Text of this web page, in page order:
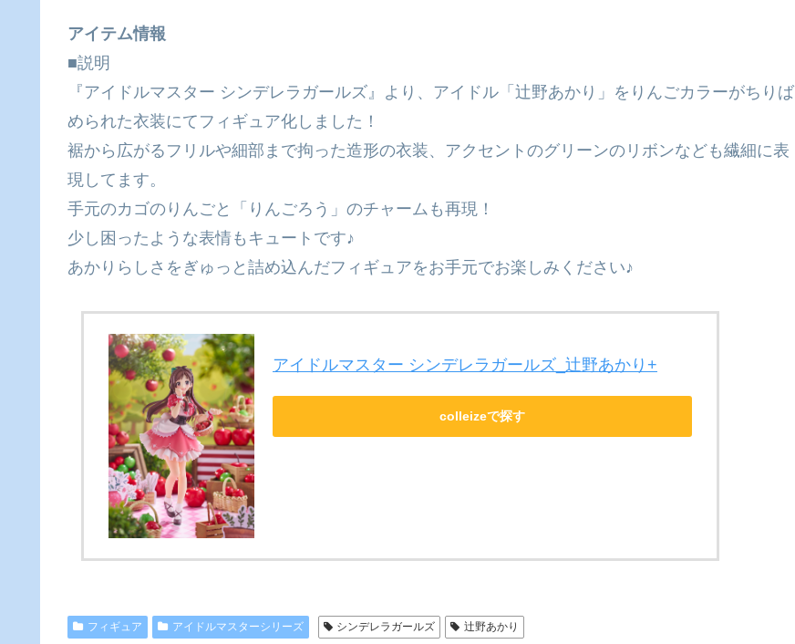
アイテム情報
■説明
『アイドルマスター シンデレラガールズ』より、アイドル「辻野あかり」をりんごカラーがちりば
められた衣装にてフィギュア化しました！
裾から広がるフリルや細部まで拘った造形の衣装、アクセントのグリーンのリボンなども繊細に表
現してます。
手元のカゴのりんごと「りんごろう」のチャームも再現！
少し困ったような表情もキュートです♪
あかりらしさをぎゅっと詰め込んだフィギュアをお手元でお楽しみください♪
アイドルマスター シンデレラガールズ_辻野あかり+
colleizeで探す
フィギュア アイドルマスターシリーズ シンデレラガールズ 辻野あかり